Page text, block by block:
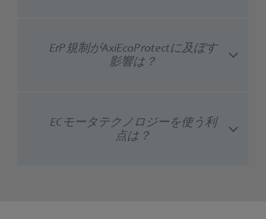
ErP規制がAxiEcoProtectに及ぼす
影響は？
ECモータテクノロジーを使う利
点は？